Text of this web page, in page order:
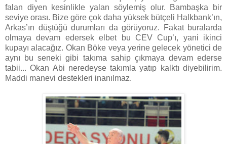
falan diyen kesinlikle yalan söylemiş olur. Bambaşka bir
seviye orası. Bize göre çok daha yüksek bütçeli Halkbank’ın,
Arkas’ın düştüğü durumları da görüyoruz. Fakat buralarda
olmaya devam edersek elbet bu CEV Cup’ı, yani ikinci
kupayı alacağız. Okan Böke veya yerine gelecek yönetici de
aynı bu seneki gibi takıma sahip çıkmaya devam ederse
tabii... Okan Abi neredeyse takımla yatıp kalktı diyebilirim.
Maddi manevi destekleri inanılmaz.